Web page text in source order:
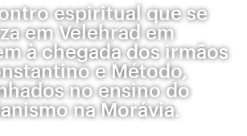
espiritual que se
em Velehrad em
à chegada dos irmãos
e Método,
no ensino do
na Morávia.